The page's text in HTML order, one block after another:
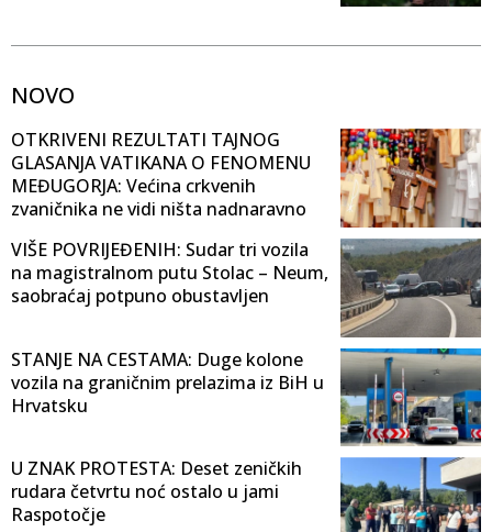
NOVO
OTKRIVENI REZULTATI TAJNOG
GLASANJA VATIKANA O FENOMENU
MEĐUGORJA: Većina crkvenih
zvaničnika ne vidi ništa nadnaravno
VIŠE POVRIJEĐENIH: Sudar tri vozila
na magistralnom putu Stolac – Neum,
saobraćaj potpuno obustavljen
STANJE NA CESTAMA: Duge kolone
vozila na graničnim prelazima iz BiH u
Hrvatsku
U ZNAK PROTESTA: Deset zeničkih
rudara četvrtu noć ostalo u jami
Raspotočje